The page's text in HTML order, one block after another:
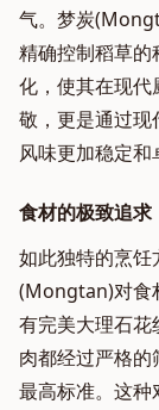
气。梦炭
精确控制稻草的
化，使其在现
敬，更是通过
风味更加稳定和
食材的极致追求
如此独特的烹饪
(Mongtan)对食
有完美大理石
肉都经过严格
最高标准。这种